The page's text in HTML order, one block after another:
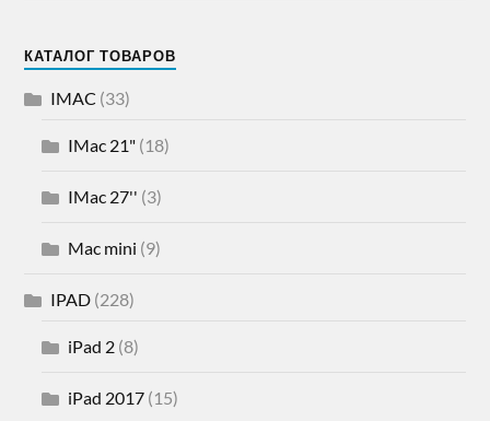
КАТАЛОГ ТОВАРОВ
IMAC (33)
IMac 21" (18)
IMac 27'' (3)
Mac mini (9)
IPAD (228)
iPad 2 (8)
iPad 2017 (15)